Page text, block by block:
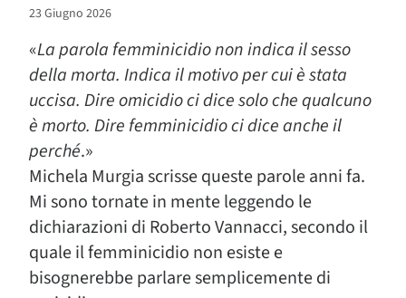
23 Giugno 2026
«La parola femminicidio non indica il sesso
della morta. Indica il motivo per cui è stata
uccisa. Dire omicidio ci dice solo che qualcuno
è morto. Dire femminicidio ci dice anche il
perché.»
Michela Murgia scrisse queste parole anni fa.
Mi sono tornate in mente leggendo le
dichiarazioni di Roberto Vannacci, secondo il
quale il femminicidio non esiste e
bisognerebbe parlare semplicemente di